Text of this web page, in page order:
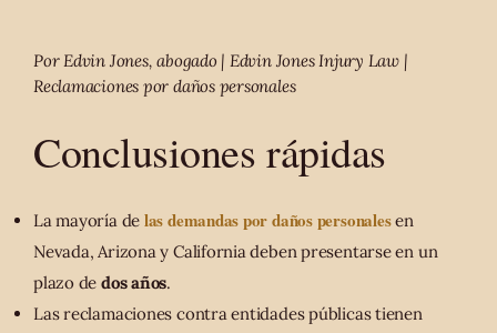
Por Edvin Jones, abogado | Edvin Jones Injury Law |
Reclamaciones por daños personales
Conclusiones rápidas
La mayoría de las demandas por daños personalesen
Nevada, Arizona y California deben presentarse en un
plazo de dos años.
Las reclamaciones contra entidades públicas tienen